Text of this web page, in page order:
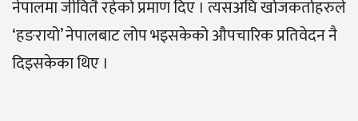
नेपालमा जीवितै रहेको प्रमाण दिए । त्यसअघि खोजकर्ताहरुले
‘हङरायो’ नेपालबाट लोप भइसकेको औपचारिक प्रतिवेदन नै
दिइसकेका थिए ।